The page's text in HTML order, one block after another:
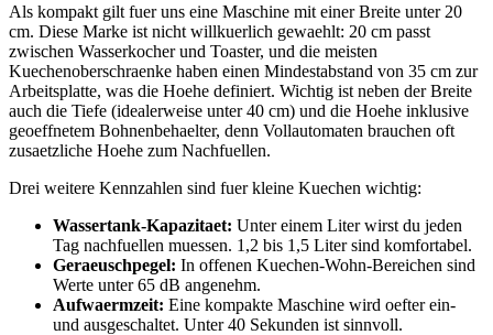
Als kompakt gilt fuer uns eine Maschine mit einer Breite unter 20
cm. Diese Marke ist nicht willkuerlich gewaehlt: 20 cm passt
zwischen Wasserkocher und Toaster, und die meisten
Kuechenoberschraenke haben einen Mindestabstand von 35 cm zur
Arbeitsplatte, was die Hoehe definiert. Wichtig ist neben der Breite
auch die Tiefe (idealerweise unter 40 cm) und die Hoehe inklusive
geoeffnetem Bohnenbehaelter, denn Vollautomaten brauchen oft
zusaetzliche Hoehe zum Nachfuellen.
Drei weitere Kennzahlen sind fuer kleine Kuechen wichtig:
Wassertank-Kapazitaet: Unter einem Liter wirst du jeden
Tag nachfuellen muessen. 1,2 bis 1,5 Liter sind komfortabel.
Geraeuschpegel: In offenen Kuechen-Wohn-Bereichen sind
Werte unter 65 dB angenehm.
Aufwaermzeit: Eine kompakte Maschine wird oefter ein-
und ausgeschaltet. Unter 40 Sekunden ist sinnvoll.